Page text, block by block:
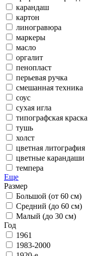
карандаш
картон
линогравюра
маркеры
масло
оргалит
пенопласт
перьевая ручка
смешанная техника
соус
сухая игла
типографская краска
тушь
холст
цветная литография
цветные карандаши
темпера
Еще
Размер
Большой (от 60 см)
Средний (до 60 см)
Малый (до 30 см)
Год
1961
1983-2000